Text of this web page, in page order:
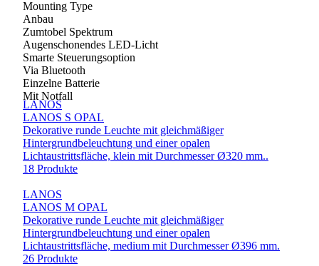
Mounting Type
Anbau
Zumtobel Spektrum
Augenschonendes LED-Licht
Smarte Steuerungsoption
Via Bluetooth
Einzelne Batterie
Mit Notfall
LANOS
LANOS S OPAL
Dekorative runde Leuchte mit gleichmäßiger
Hintergrundbeleuchtung und einer opalen
Lichtaustrittsfläche, klein mit Durchmesser Ø320 mm..
18 Produkte
LANOS
LANOS M OPAL
Dekorative runde Leuchte mit gleichmäßiger
Hintergrundbeleuchtung und einer opalen
Lichtaustrittsfläche, medium mit Durchmesser Ø396 mm.
26 Produkte